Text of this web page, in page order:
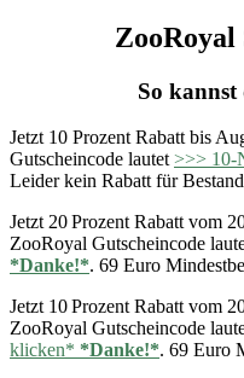
ZooRoyal
So kannst
Jetzt 10 Prozent Rabatt bis
Gutscheincode lautet >>> 10-
Leider kein Rabatt für
Jetzt 20 Prozent Rabatt vom
ZooRoyal Gutscheincode
*Danke!*. 69 Euro
Jetzt 10 Prozent Rabatt vom
ZooRoyal Gutscheincode
klicken* *Danke!*. 69 Euro